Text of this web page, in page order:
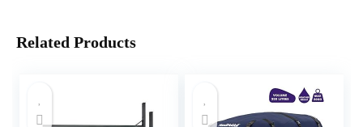
Related Products